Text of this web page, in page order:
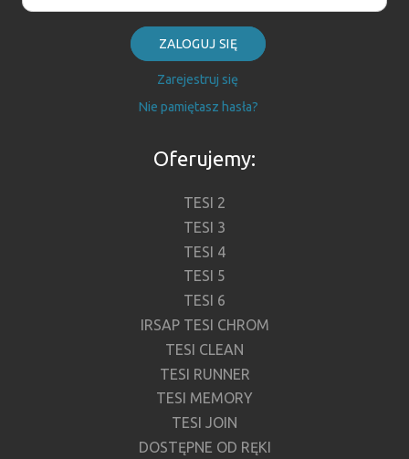
ZALOGUJ SIĘ
Zarejestruj się
Nie pamiętasz hasła?
Oferujemy:
TESI 2
TESI 3
TESI 4
TESI 5
TESI 6
IRSAP TESI CHROM
TESI CLEAN
TESI RUNNER
TESI MEMORY
TESI JOIN
DOSTĘPNE OD RĘKI